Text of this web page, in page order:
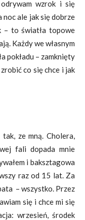
odrywam wzrok i się
noc ale jak się dobrze
– to światła topowe
Każdy we własnym
pokładu – zamknięty
co się chce i jak
ze mną. Cholera,
fali dopada mnie
i baksztagowa
raz od 15 lat. Za
– wszystko. Przez
się i chce mi się
wrzesień, środek